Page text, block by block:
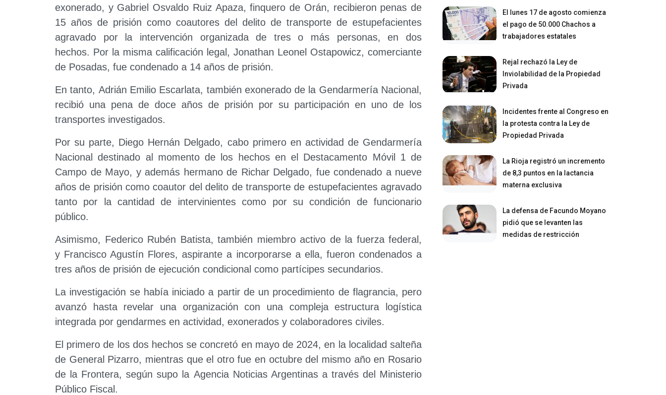
exonerado, y Gabriel Osvaldo Ruiz Apaza, finquero de Orán, recibieron penas de
15 años de prisión como coautores del delito de transporte de estupefacientes
agravado por la intervención organizada de tres o más personas, en dos
hechos. Por la misma calificación legal, Jonathan Leonel Ostapowicz, comerciante
de Posadas, fue condenado a 14 años de prisión.
En tanto, Adrián Emilio Escarlata, también exonerado de la Gendarmería Nacional,
recibió una pena de doce años de prisión por su participación en uno de los
transportes investigados.
Por su parte, Diego Hernán Delgado, cabo primero en actividad de Gendarmería
Nacional destinado al momento de los hechos en el Destacamento Móvil 1 de
Campo de Mayo, y además hermano de Richar Delgado, fue condenado a nueve
años de prisión como coautor del delito de transporte de estupefacientes agravado
tanto por la cantidad de intervinientes como por su condición de funcionario
público.
Asimismo, Federico Rubén Batista, también miembro activo de la fuerza federal,
y Francisco Agustín Flores, aspirante a incorporarse a ella, fueron condenados a
tres años de prisión de ejecución condicional como partícipes secundarios.
La investigación se había iniciado a partir de un procedimiento de flagrancia, pero
avanzó hasta revelar una organización con una compleja estructura logística
integrada por gendarmes en actividad, exonerados y colaboradores civiles.
El primero de los dos hechos se concretó en mayo de 2024, en la localidad salteña
de General Pizarro, mientras que el otro fue en octubre del mismo año en Rosario
de la Frontera, según supo la Agencia Noticias Argentinas a través del Ministerio
Público Fiscal.
El lunes 17 de agosto comienza
el pago de 50.000 Chachos a
trabajadores estatales
Rejal rechazó la Ley de
Inviolabilidad de la Propiedad
Privada
Incidentes frente al Congreso en
la protesta contra la Ley de
Propiedad Privada
La Rioja registró un incremento
de 8,3 puntos en la lactancia
materna exclusiva
La defensa de Facundo Moyano
pidió que se levanten las
medidas de restricción